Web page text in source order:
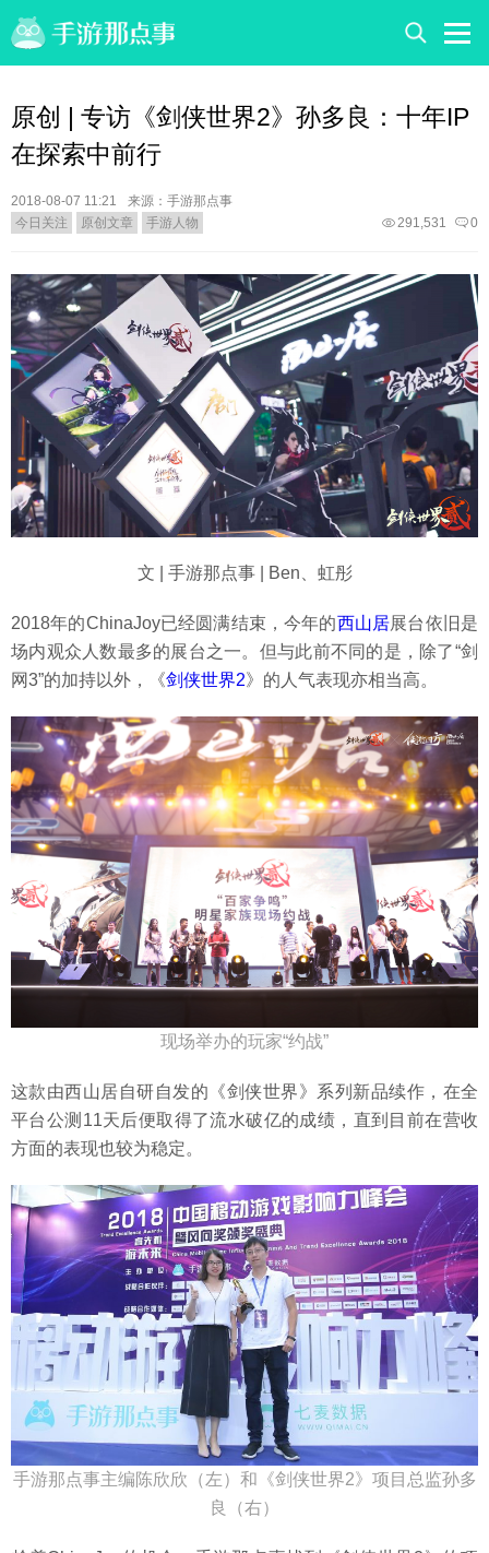
原创 | 专访《剑侠世界2》孙多良：十年IP
在探索中前行
2018-08-07 11:21
来源：手游那点事
今日关注
原创文章 手游人物 0
291,531
文 | 手游那点事 | Ben、虹彤
2018年的ChinaJoy已经圆满结束，今年的西山居展台依旧是
场内观众人数最多的展台之一。但与此前不同的是，除了“剑
网3”的加持以外，《剑侠世界2》的人气表现亦相当高。
现场举办的玩家“约战”
这款由西山居自研自发的《剑侠世界》系列新品续作，在全
平台公测11天后便取得了流水破亿的成绩，直到目前在营收
方面的表现也较为稳定。
手游那点事主编陈欣欣（左）和《剑侠世界2》项目总监孙多
良（右）